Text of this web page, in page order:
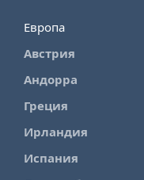
Европа
Австрия
Андорра
Греция
Ирландия
Испания